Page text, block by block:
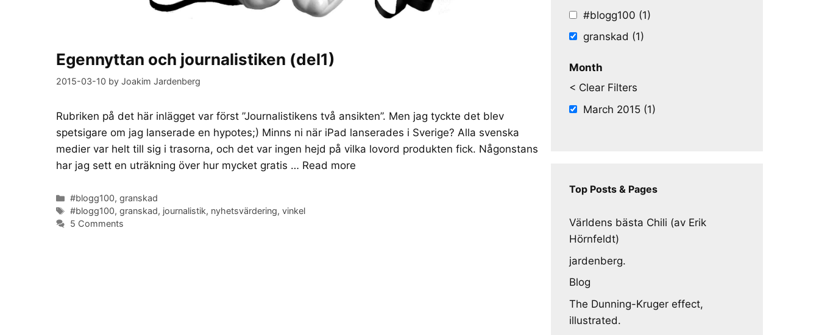
Egennyttan och journalistiken (del1)
2015-03-10 by Joakim Jardenberg
Rubriken på det här inlägget var först ”Journalistikens två ansikten”. Men jag tyckte det blev
spetsigare om jag lanserade en hypotes;) Minns ni när iPad lanserades i Sverige? Alla svenska
medier var helt till sig i trasorna, och det var ingen hejd på vilka lovord produkten fick. Någonstans
har jag sett en uträkning över hur mycket gratis … Read more
Categories
#blogg100,granskad
Tags
#blogg100,granskad, journalistik, nyhetsvärdering,vinkel
5 Comments
#blogg100 (1)
granskad (1)
Month
< Clear Filters
March 2015 (1)
Top Posts & Pages
Världens bästa Chili (av Erik
Hörnfeldt)
jardenberg.
Blog
The Dunning-Kruger effect,
illustrated.